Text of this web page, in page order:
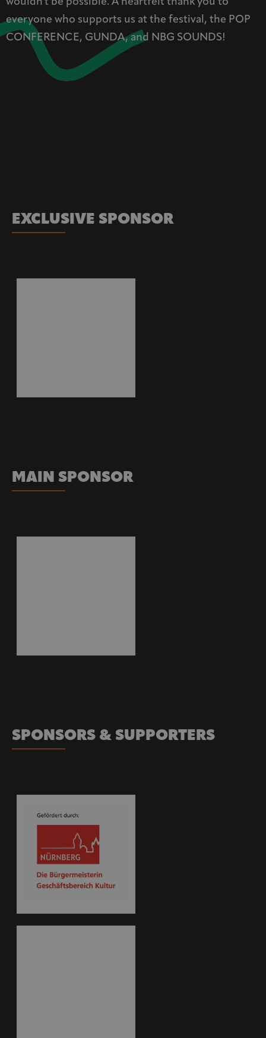
everyone who supports us at the festival, the POP
CONFERENCE, GUNDA, and NBG SOUNDS!
EXCLUSIVE SPONSOR
MAIN SPONSOR
SPONSORS & SUPPORTERS